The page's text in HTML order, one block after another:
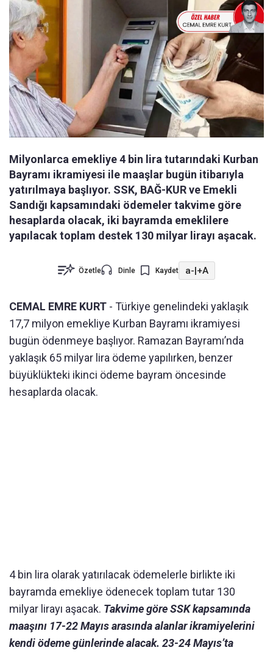
Milyonlarca emekliye 4 bin lira tutarındaki Kurban
Bayramı ikramiyesi ile maaşlar bugün itibarıyla
yatırılmaya başlıyor. SSK, BAĞ-KUR ve Emekli
Sandığı kapsamındaki ödemeler takvime göre
hesaplarda olacak, iki bayramda emeklilere
yapılacak toplam destek 130 milyar lirayı aşacak.
Özetle Dinle Kaydet a-|+A
CEMAL EMRE KURT - Türkiye genelindeki yaklaşık
17,7 milyon emekliye Kurban Bayramı ikramiyesi
bugün ödenmeye başlıyor. Ramazan Bayramı’nda
yaklaşık 65 milyar lira ödeme yapılırken, benzer
büyüklükteki ikinci ödeme bayram öncesinde
hesaplarda olacak.
4 bin lira olarak yatırılacak ödemelerle birlikte iki
bayramda emekliye ödenecek toplam tutar 130
milyar lirayı aşacak. Takvime göre SSK kapsamında
maaşını 17-22 Mayıs arasında alanlar ikramiyelerini
kendi ödeme günlerinde alacak. 23-24 Mayıs’ta